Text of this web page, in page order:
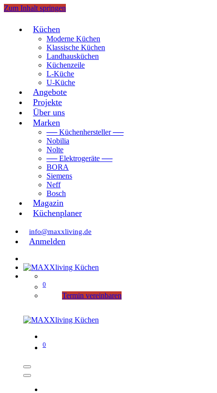
Zum Inhalt springen
Küchen
Moderne Küchen
Klassische Küchen
Landhausküchen
Küchenzeile
L-Küche
U-Küche
Angebote
Projekte
Über uns
Marken
── Küchenhersteller ──
Nobilia
Nolte
── Elektrogeräte ──
BORA
Siemens
Neff
Bosch
Magazin
Küchenplaner
info@maxxliving.de
Anmelden
0
Termin vereinbaren
0